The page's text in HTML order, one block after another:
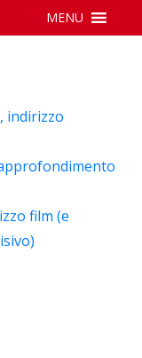
MENU
indirizzo
film (e